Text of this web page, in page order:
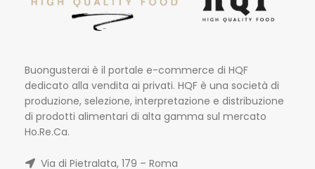
Buongusterai è il portale e-commerce di HQF
dedicato alla vendita ai privati. HQF è una società di
produzione, selezione, interpretazione e distribuzione
di prodotti alimentari di alta gamma sul mercato
Ho.Re.Ca.
Via di Pietralata, 179 – Roma